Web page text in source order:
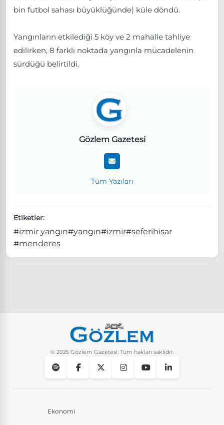
bin futbol sahası büyüklüğünde) küle döndü.
Yangınların etkilediği 5 köy ve 2 mahalle tahliye
edilirken, 8 farklı noktada yangınla mücadelenin
sürdüğü belirtildi.
Gözlem Gazetesi
Tüm Yazıları
Etiketler:
#izmir yangın#yangın#izmir#seferihisar
#menderes
© 2025 Gözlem Gazetesi. Tüm hakları saklıdır.
Ekonomi